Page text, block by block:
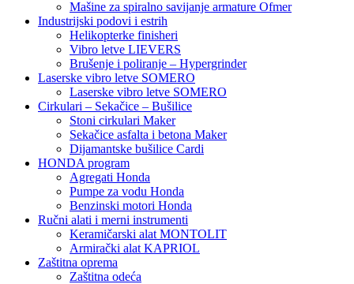
Mašine za spiralno savijanje armature Ofmer
Industrijski podovi i estrih
Helikopterke finisheri
Vibro letve LIEVERS
Brušenje i poliranje – Hypergrinder
Laserske vibro letve SOMERO
Laserske vibro letve SOMERO
Cirkulari – Sekačice – Bušilice
Stoni cirkulari Maker
Sekačice asfalta i betona Maker
Dijamantske bušilice Cardi
HONDA program
Agregati Honda
Pumpe za vodu Honda
Benzinski motori Honda
Ručni alati i merni instrumenti
Keramičarski alat MONTOLIT
Armirački alat KAPRIOL
Zaštitna oprema
Zaštitna odeća